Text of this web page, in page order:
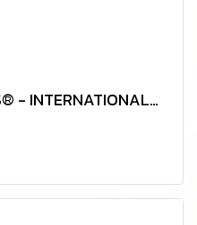
- INTERNATIONAL